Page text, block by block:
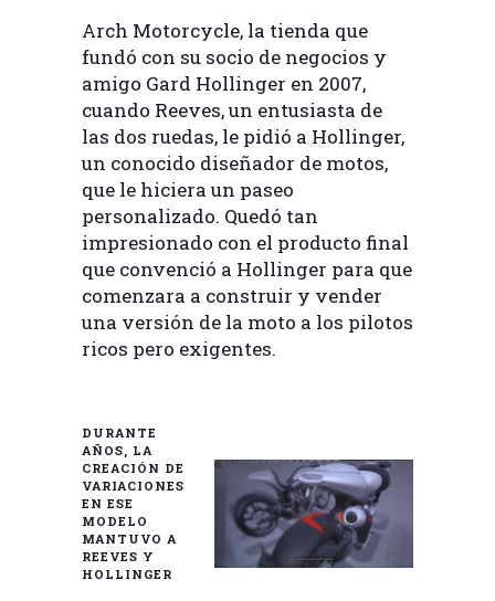
Arch Motorcycle, la tienda que
fundó con su socio de negocios y
amigo Gard Hollinger en 2007,
cuando Reeves, un entusiasta de
las dos ruedas, le pidió a Hollinger,
un conocido diseñador de motos,
que le hiciera un paseo
personalizado. Quedó tan
impresionado con el producto final
que convenció a Hollinger para que
comenzara a construir y vender
una versión de la moto a los pilotos
ricos pero exigentes.
DURANTE
AÑOS, LA
CREACIÓN DE
VARIACIONES
EN ESE
MODELO
MANTUVO A
REEVES Y
HOLLINGER